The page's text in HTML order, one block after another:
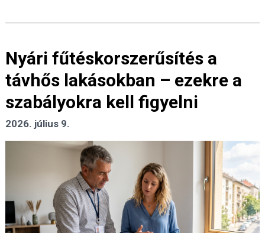
Nyári fűtéskorszerűsítés a
távhős lakásokban – ezekre a
szabályokra kell figyelni
2026. július 9.